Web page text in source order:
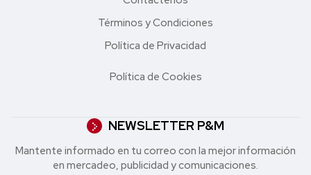
Términos y Condiciones
Política de Privacidad
Política de Cookies
NEWSLETTER P&M
Mantente informado en tu correo con la mejor in formación
en mercadeo, publicidad y comunicaciones.